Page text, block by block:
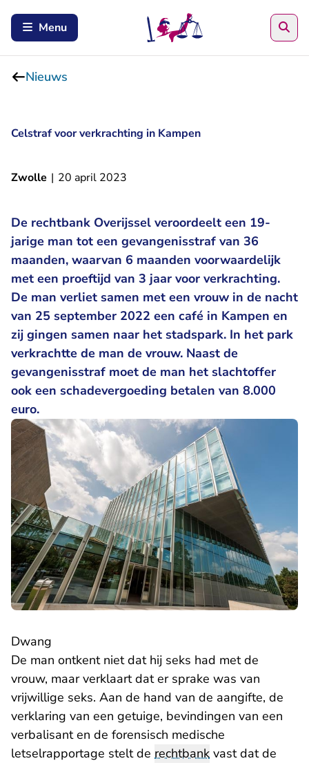
Menu
Nieuws
Celstraf voor verkrachting in Kampen
Zwolle | 20 april 2023
De rechtbank Overijssel veroordeelt een 19-
jarige man tot een gevangenisstraf van 36
maanden, waarvan 6 maanden voorwaardelijk
met een proeftijd van 3 jaar voor verkrachting.
De man verliet samen met een vrouw in de nacht
van 25 september 2022 een café in Kampen en
zij gingen samen naar het stadspark. In het park
verkrachtte de man de vrouw. Naast de
gevangenisstraf moet de man het slachtoffer
ook een schadevergoeding betalen van 8.000
euro.
Dwang
De man ontkent niet dat hij seks had met de
vrouw, maar verklaart dat er sprake was van
vrijwillige seks. Aan de hand van de aangifte, de
verklaring van een getuige, bevindingen van een
verbalisant en de forensisch medische
letselrapportage stelt de rechtbank vast dat de